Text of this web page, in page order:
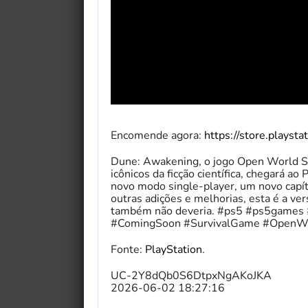
Encomende agora: https://
Dune: Awakening, o jogo Open World
icônicos da ficção científica, chegará
novo modo single-player, um novo
outras adições e melhorias, esta é a
também não deveria. #ps5
#ComingSoon #SurvivalGame
Fonte: PlayStation.
UC-2Y8dQb0S6DtpxNgAKoJKA
2026-06-02 18:27:16